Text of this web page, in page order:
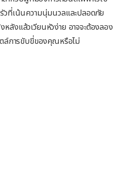
วที่เน้นความนุ่มนวลและปลอดภัย
ลังแล้วเวียนหัวง่าย อาจจะต้องลอง
ตล์การขับขี่ของคุณหรือไม่